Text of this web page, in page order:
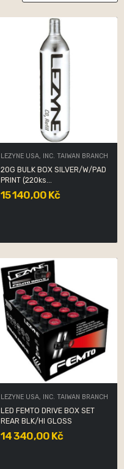
LEZYNE USA, INC. TAIWAN BRANCH
20G BULK BOX SILVER/W/PAD
PRINT (220ks...
15 140,00 Kč
LEZYNE USA, INC. TAIWAN BRANCH
LED FEMTO DRIVE BOX SET
REAR BLK/HI GLOSS
14 340,00 Kč